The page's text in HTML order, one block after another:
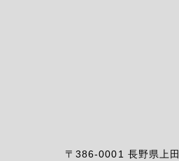
〒386-0001 長野県上